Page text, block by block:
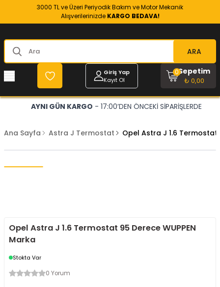
3000 TL ve Üzeri Periyodik Bakım ve Motor Mekanik
Alışverilerinizde KARGO BEDAVA!
ARA
Giriş Yap
Kayıt Ol
Sepetim
₺ 0,00
0
AYNI GÜN KARGO - 17:00’DEN ÖNCEKİ SİPARİŞLERDE
Ana Sayfa Astra J Termostat Opel Astra J 1.6 Termostat
Opel Astra J 1.6 Termostat 95 Derece WUPPEN
Marka
Stokta Var
0 Yorum